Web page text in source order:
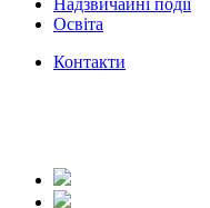
Надзвичайні події
Освіта
Контакти